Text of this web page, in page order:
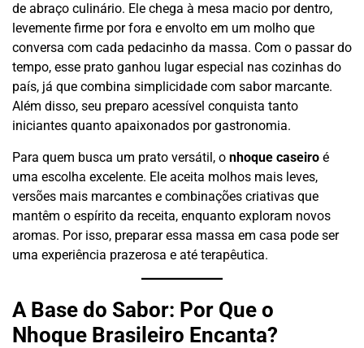
de abraço culinário. Ele chega à mesa macio por dentro,
levemente firme por fora e envolto em um molho que
conversa com cada pedacinho da massa. Com o passar do
tempo, esse prato ganhou lugar especial nas cozinhas do
país, já que combina simplicidade com sabor marcante.
Além disso, seu preparo acessível conquista tanto
iniciantes quanto apaixonados por gastronomia.
Para quem busca um prato versátil, o nhoque caseiro é
uma escolha excelente. Ele aceita molhos mais leves,
versões mais marcantes e combinações criativas que
mantêm o espírito da receita, enquanto exploram novos
aromas. Por isso, preparar essa massa em casa pode ser
uma experiência prazerosa e até terapêutica.
A Base do Sabor: Por Que o
Nhoque Brasileiro Encanta?